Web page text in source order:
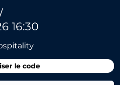
16:30
le code